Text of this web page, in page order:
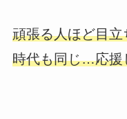
頑張る人ほど目
時代も同じ…応援